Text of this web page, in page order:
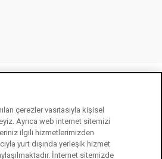
çerezler vasıtasıyla kişisel
Ayrıca web internet sitemizi
ilgili hizmetlerimizden
yurt dışında yerleşik hizmet
İnternet sitemizde